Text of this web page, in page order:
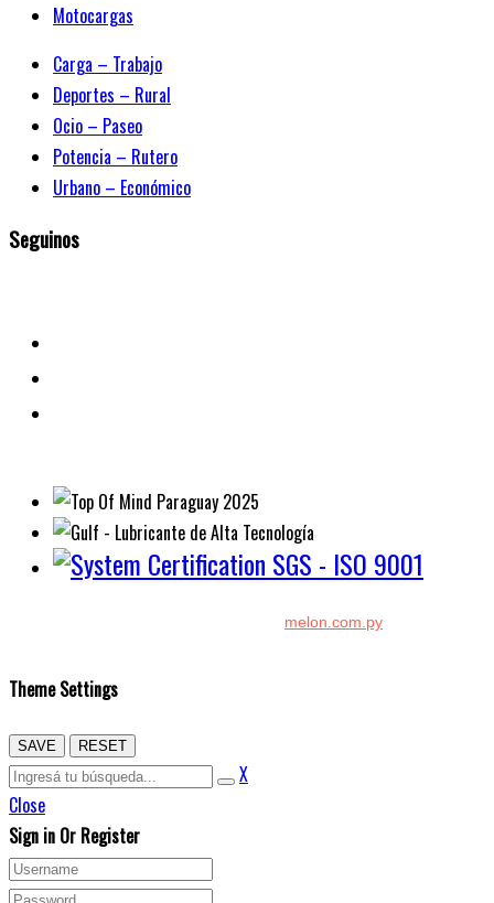
Motocargas
Carga – Trabajo
Deportes – Rural
Ocio – Paseo
Potencia – Rutero
Urbano – Económico
Seguinos
melon.com.py
Theme Settings
SAVE RESET
X
Close
Sign in Or Register